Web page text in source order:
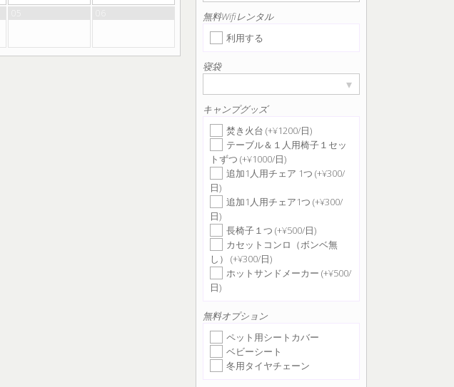
無料Wifiレンタル
利用する
寝袋
▾
キャンプグッズ
焚き火台 (+¥1200/日)
テーブル＆１人用椅子１セッ
トずつ (+¥1000/日)
追加1人用チェア 1つ (+¥300/
日)
追加1人用チェア1つ (+¥300/
日)
長椅子１つ (+¥500/日)
カセットコンロ（ボンベ無
し） (+¥300/日)
ホットサンドメーカー (+¥500/
日)
無料オプション
ペット用シートカバー
ベビーシート
冬用タイヤチェーン